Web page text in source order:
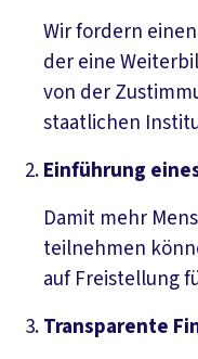
Wir fordern
der eine
von der
staatlichen
Einführung
Damit mehr
teilnehmen
auf Freistellung
Transparente